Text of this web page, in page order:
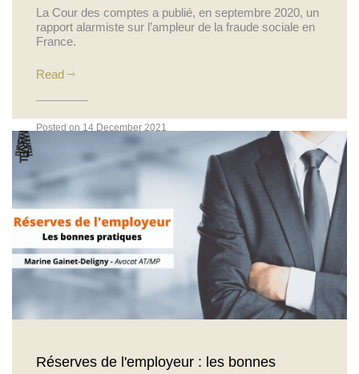
La Cour des comptes a publié, en septembre 2020, un
rapport alarmiste sur l’ampleur de la fraude sociale en
France.
Read
Posted on 14 December 2021
Réserves de l'employeur : les bonnes